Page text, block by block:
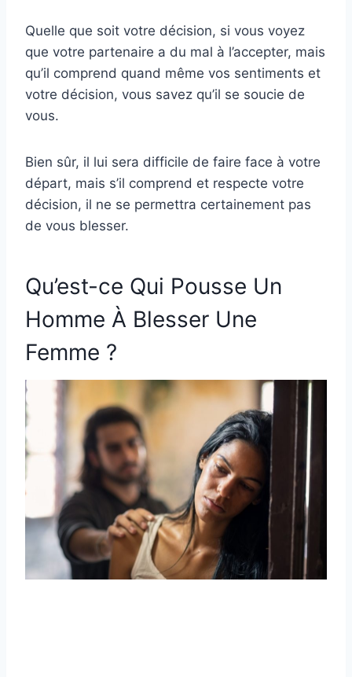
Quelle que soit votre décision, si vous voyez
que votre partenaire a du mal à l’accepter, mais
qu’il comprend quand même vos sentiments et
votre décision, vous savez qu’il se soucie de
vous.
Bien sûr, il lui sera difficile de faire face à votre
départ, mais s’il comprend et respecte votre
décision, il ne se permettra certainement pas
de vous blesser.
Qu’est-ce Qui Pousse Un
Homme À Blesser Une
Femme ?